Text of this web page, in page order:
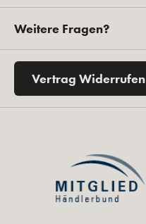
Weitere Fragen?
Vertrag Widerrufen